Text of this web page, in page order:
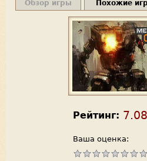
Обзор игры Похожие
Рейтинг:
Ваша оценка: